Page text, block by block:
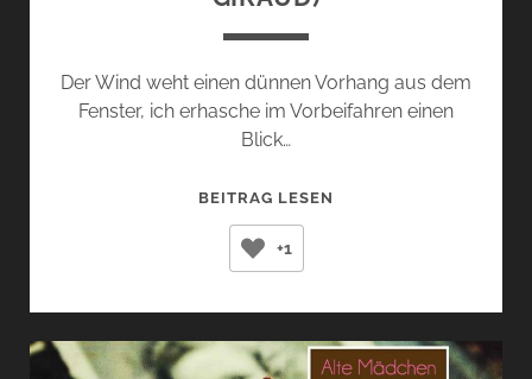
Der Wind weht einen dünnen Vorhang aus dem
Fenster, ich erhasche im Vorbeifahren einen
Blick…
BEITRAG LESEN
+1